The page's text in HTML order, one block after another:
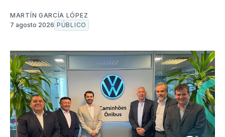
MARTÍN GARCÍA LÓPEZ
7 agosto 2026 PÚBLICO